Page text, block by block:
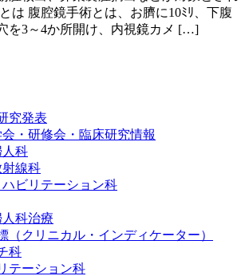
は 腹腔鏡手術とは、お臍に10ﾐﾘ、下腹
を3～4か所開け、内視鏡カメ […]
究発表
会・研修会・臨床研究情報
人科
射線科
ハビリテーション科
人科治療
（クリニカル・インディケーター）
科
テーション科